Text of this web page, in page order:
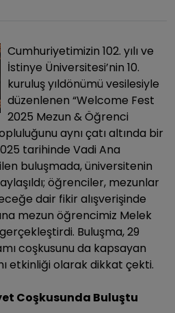
Cumhuriyetimizin 102. yılı ve
İstinye Üniversitesi’nin 10.
kuruluş yıldönümü vesilesiyle
düzenlenen “Welcome Fest
2025 Mezun & Öğrenci
aynı çatı altında bir
tarihinde Vadi Ana
buluşmada, üniversitenin
öğrenciler, mezunlar
dair fikir alışverişinde
mezun öğrencimiz Melek
Buluşma, 29
coşkusunu da kapsayan
etkinliği olarak dikkat çekti.
Coşkusunda Buluştu